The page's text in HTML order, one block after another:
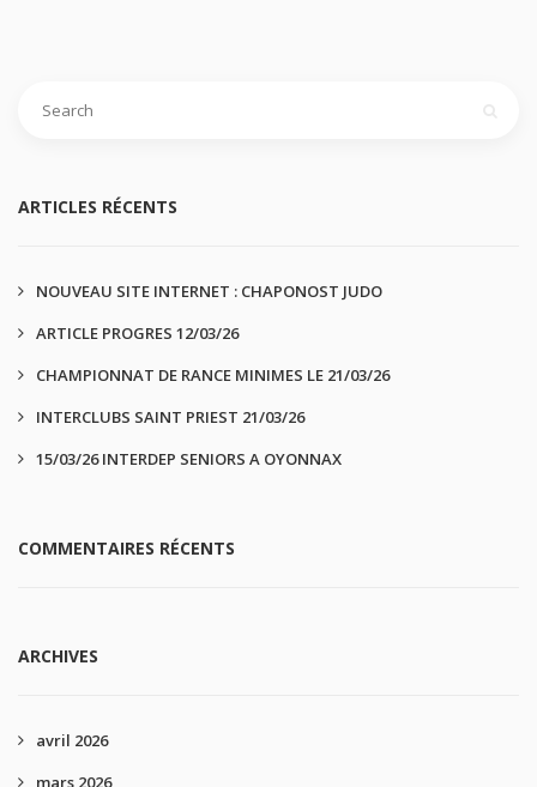
ARTICLES RÉCENTS
NOUVEAU SITE INTERNET : CHAPONOST JUDO
ARTICLE PROGRES 12/03/26
CHAMPIONNAT DE RANCE MINIMES LE 21/03/26
INTERCLUBS SAINT PRIEST 21/03/26
15/03/26 INTERDEP SENIORS A OYONNAX
COMMENTAIRES RÉCENTS
ARCHIVES
avril 2026
mars 2026